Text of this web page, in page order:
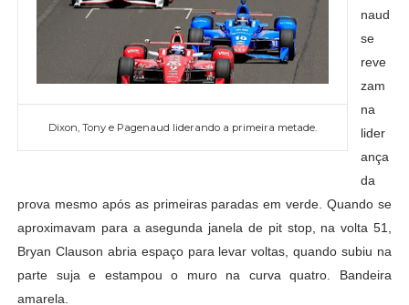
Dixon, Tony e Pagenaud liderando a primeira metade.
naud
se
reve
zam
na
lider
ança
da
prova mesmo após as primeiras paradas em verde. Quando se
aproximavam para a asegunda janela de pit stop, na volta 51,
Bryan Clauson abria espaço para levar voltas, quando subiu na
parte suja e estampou o muro na curva quatro. Bandeira
amarela.